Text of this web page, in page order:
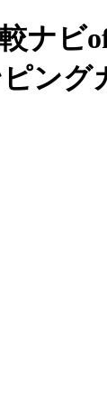
ナビ
ング